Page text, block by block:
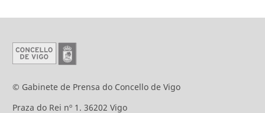
© Gabinete de Prensa do Concello de Vigo
Praza do Rei nº 1. 36202 Vigo